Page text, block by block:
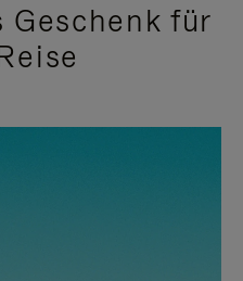
Geschenk für